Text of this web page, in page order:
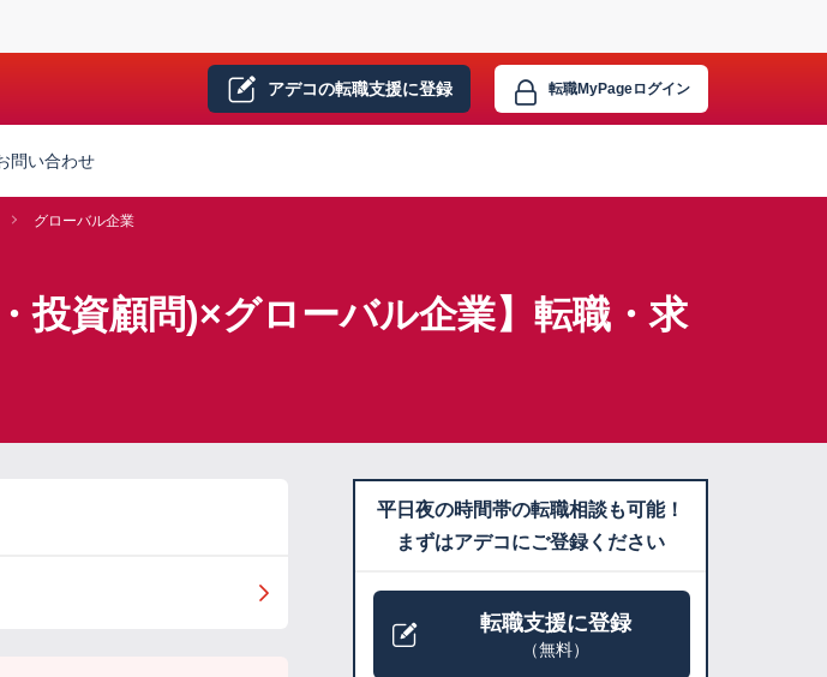
アデコの転職支援に登録 転職MyPageログイン
問い合わせ
グローバル企業
投資顧問)×グローバル企業】転職・求
平日夜の時間帯の転職相談も可能！
まずはアデコにご登録ください
転職支援に登録
（無料）